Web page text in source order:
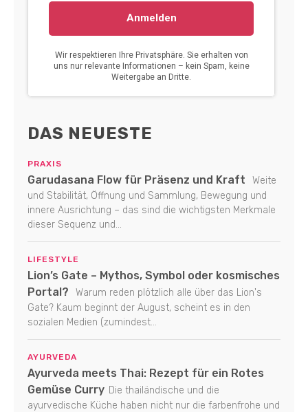
DAS NEUESTE
PRAXIS
Garudasana Flow für Präsenz und Kraft
Weite
und Stabilität, Öffnung und Sammlung, Bewegung und
innere Ausrichtung – das sind die wichtigsten Merkmale
dieser Sequenz und...
LIFESTYLE
Lion’s Gate – Mythos, Symbol oder kosmisches
Portal?
Warum reden plötzlich alle über das Lion's
Gate? Kaum beginnt der August, scheint es in den
sozialen Medien (zumindest...
AYURVEDA
Ayurveda meets Thai: Rezept für ein Rotes
Gemüse Curry Die thailändische und die
ayurvedische Küche haben nicht nur die farbenfrohe und